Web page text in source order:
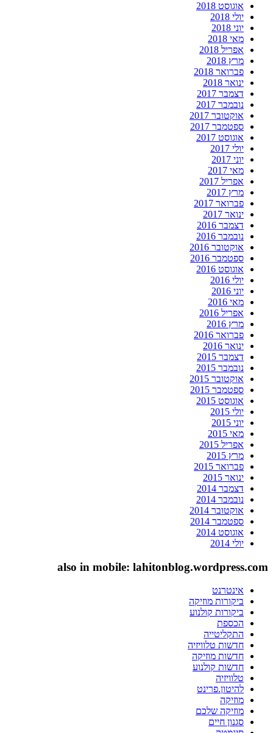
אוגוסט 2018
יולי 2018
יוני 2018
מאי 2018
אפריל 2018
מרץ 2018
פברואר 2018
ינואר 2018
דצמבר 2017
נובמבר 2017
אוקטובר 2017
ספטמבר 2017
אוגוסט 2017
יולי 2017
יוני 2017
מאי 2017
אפריל 2017
מרץ 2017
פברואר 2017
ינואר 2017
דצמבר 2016
נובמבר 2016
אוקטובר 2016
ספטמבר 2016
אוגוסט 2016
יולי 2016
יוני 2016
מאי 2016
אפריל 2016
מרץ 2016
פברואר 2016
ינואר 2016
דצמבר 2015
נובמבר 2015
אוקטובר 2015
ספטמבר 2015
אוגוסט 2015
יולי 2015
יוני 2015
מאי 2015
אפריל 2015
מרץ 2015
פברואר 2015
ינואר 2015
דצמבר 2014
נובמבר 2014
אוקטובר 2014
ספטמבר 2014
אוגוסט 2014
יולי 2014
also in mobile: lahitonblog.wordpress.com
אינטרנט
ביקורות מוזיקה
ביקורות קולנוע
הכספת
התקליטייה
חדשות טלוויזיה
חדשות מוזיקה
חדשות קולנוע
טלוויזיה
להיטון.פרינט
מוזיקה
מוזיקה שלכם
סגנון חיים